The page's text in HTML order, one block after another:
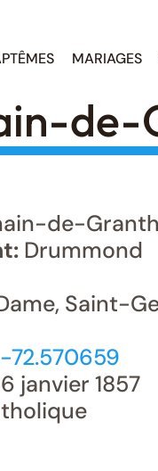
MARIAGES
de-
de-
Drummond
Saint-
72.570659
6 janvier 1857